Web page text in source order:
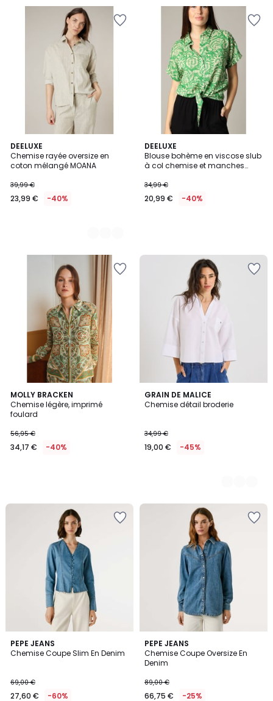
DEELUXE
Chemise rayée oversize en
coton mélangé MOANA
39,99 €
23,99 € -40%
3
Couleurs
DEELUXE
Blouse bohème en viscose slub
à col chemise et manches
34,99 €
20,99 € -40%
MOLLY BRACKEN
Chemise légère, imprimé
foulard
56,95 €
34,17 € -40%
GRAIN DE MALICE
Chemise détail broderie
34,99 €
19,00 € -45%
2
Couleurs
PEPE JEANS
Chemise Coupe Slim En Denim
69,00 €
27,60 € -60%
4
/
PEPE JEANS
Chemise Coupe Oversize En
Denim
89,00 €
66,75 € -25%